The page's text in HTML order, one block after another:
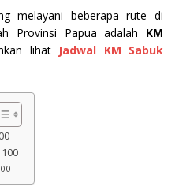
melayani beberapa rute di
Provinsi Papua adalah KM
lihat Jadwal KM Sabuk